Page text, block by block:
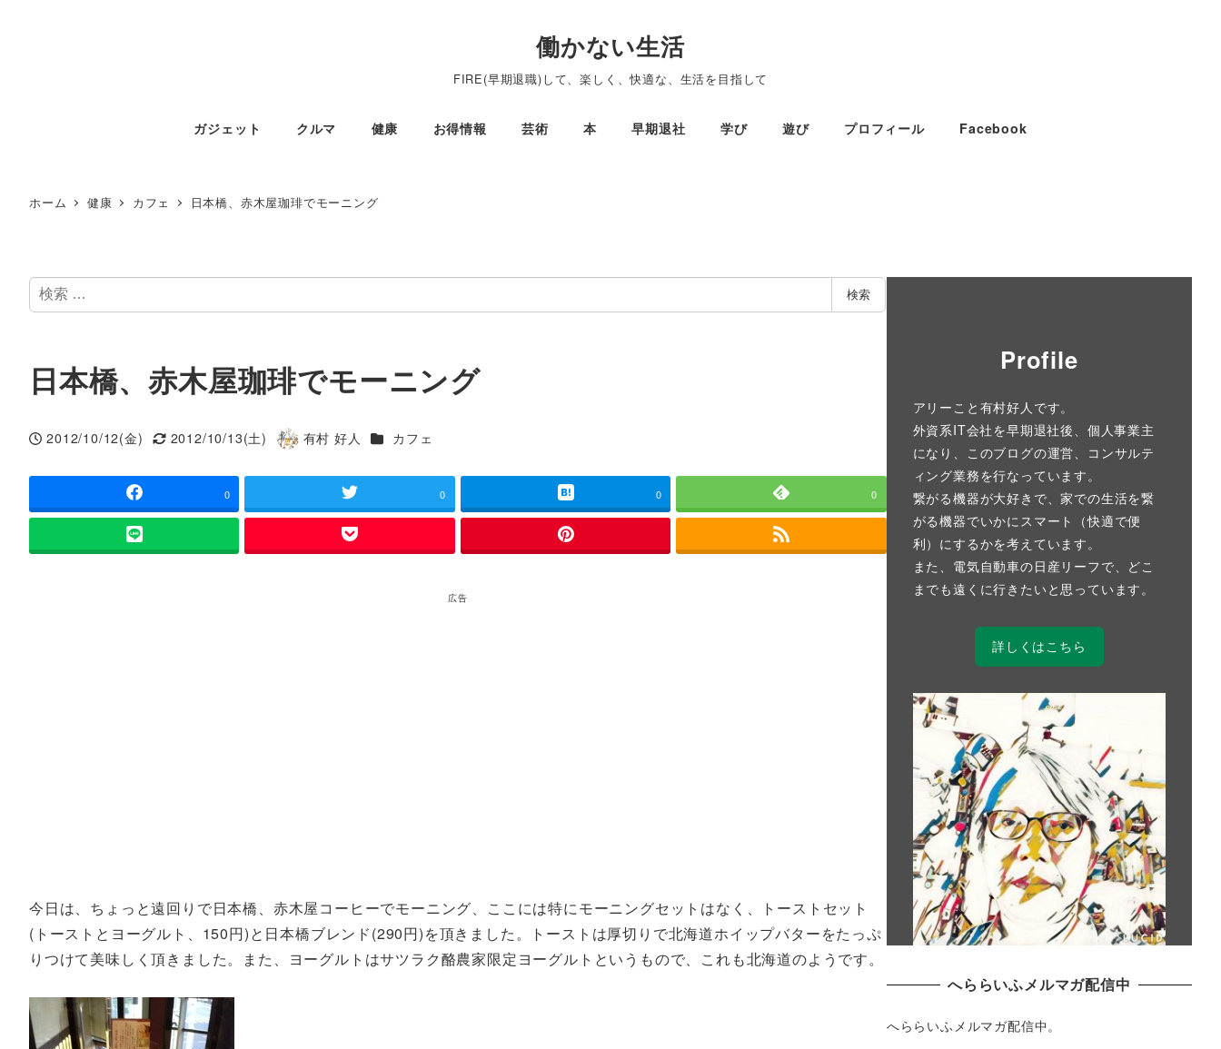
働かない生活
FIRE(早期退職)して、楽しく、快適な、生活を目指して
ガジェット クルマ 健康 お得情報 芸術 本 早期退社 学び 遊び プロフィール Facebook
ホーム 健康 カフェ 日本橋、赤木屋珈琲でモーニング
検
索
検索
日本橋、赤木屋珈琲でモーニング
投稿日
2012/10/12(金)
更新日
2012/10/13(土)
著
有村 好人 カテゴリー
カフェ
0 0 0 0
広告
今日は、ちょっと遠回りで日本橋、赤木屋コーヒーでモーニング、ここには特にモーニングセットはなく、トーストセット
(トーストとヨーグルト、150円)と日本橋ブレンド(290円)を頂きました。トーストは厚切りで北海道ホイップバターをたっぷ
りつけて美味しく頂きました。また、ヨーグルトはサツラク酪農家限定ヨーグルトというもので、これも北海道のようです。
Profile
アリーこと有村好人です。
外資系IT会社を早期退社後、個人事業主
になり、このブログの運営、コンサルテ
ィング業務を行なっています。
繋がる機器が大好きで、家での生活を繋
がる機器でいかにスマート（快適で便
利）にするかを考えています。
また、電気自動車の日産リーフで、どこ
までも遠くに行きたいと思っています。
詳しくはこちら
へららいふメルマガ配信中
へららいふメルマガ配信中。